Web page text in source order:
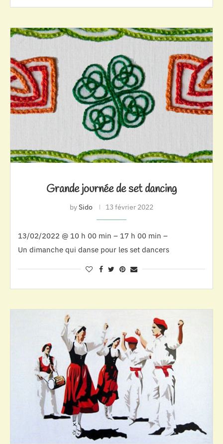
Grande journée de set dancing
bySido 13 février 2022
13/02/2022 @ 10 h 00 min – 17 h 00 min –
Un dimanche qui danse pour les set dancers